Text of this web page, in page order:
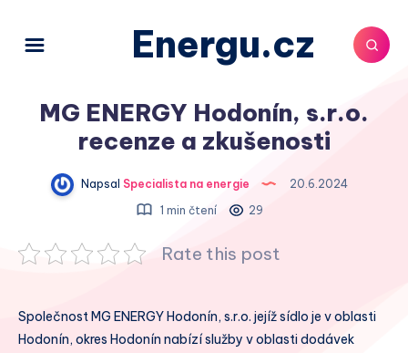
Energu.cz
MG ENERGY Hodonín, s.r.o.
recenze a zkušenosti
Napsal Specialista na energie
20.6.2024
1 min čtení
29
Rate this post
Společnost MG ENERGY Hodonín, s.r.o. jejíž sídlo je v oblasti
Hodonín, okres Hodonín nabízí služby v oblasti dodávek